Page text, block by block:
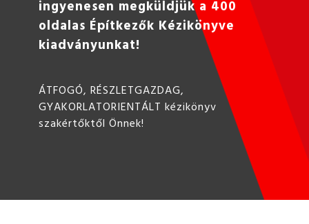
ingyenesen megküldjük a 400
oldalas Építkezők Kézikönyve
kiadványunkat!
ÁTFOGÓ, RÉSZLETGAZDAG,
GYAKORLATORIENTÁLT kézikönyv
szakértőktől Önnek!